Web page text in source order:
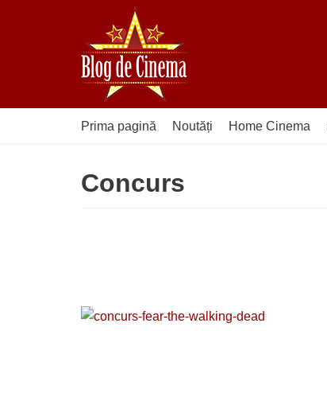
Prima pagină Noutăți Home Cinema
Concurs